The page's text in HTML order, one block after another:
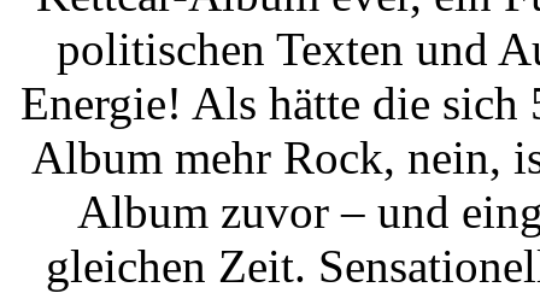
politischen Texten und
Energie! Als hätte die sich
Album mehr Rock, nein,
Album zuvor – und
gleichen Zeit.